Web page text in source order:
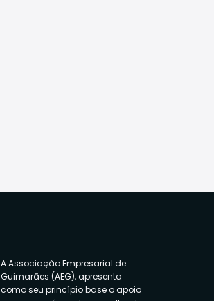
A Associação Empresarial de
Guimarães (AEG), apresenta
como seu princípio base o apoio